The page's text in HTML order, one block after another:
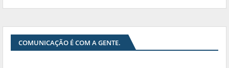
COMUNICAÇÃO É COM A GENTE.